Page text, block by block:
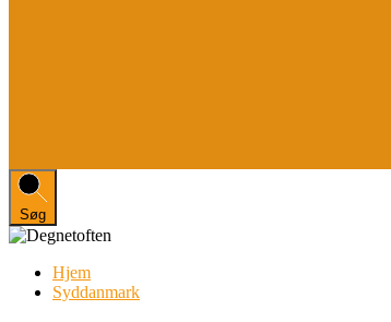
Søg
Hjem
Syddanmark